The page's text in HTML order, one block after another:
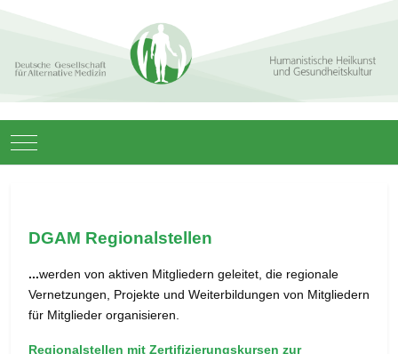
Mobile Menu Toggle
DGAM Regionalstellen
...werden von aktiven Mitgliedern geleitet, die regionale
Vernetzungen, Projekte und Weiterbildungen von Mitgliedern
für Mitglieder organisieren.
Regionalstellen mit Zertifizierungskursen zur